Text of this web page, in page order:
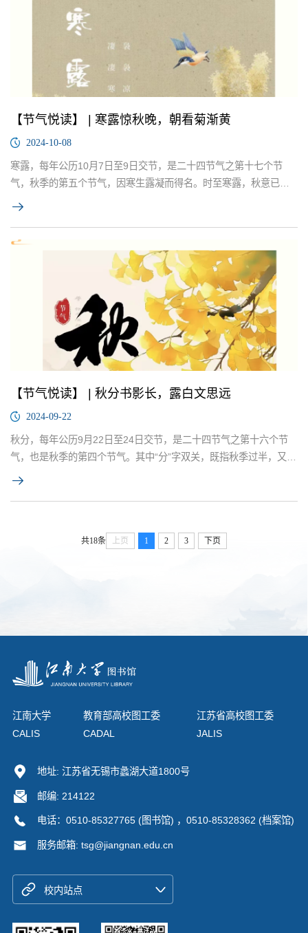
【节气悦读】 | 寒露惊秋晚，朝看菊渐黄
2024-10-08
寒露，每年公历10月7日至9日交节，是二十四节气之第十七个节
气，秋季的第五个节气，因寒生露凝而得名。时至寒露，秋意已
浓，寒意渐生，昼夜温差悬殊且秋燥明显，人们需注重补水保湿，
【节气悦读】 | 秋分书影长，露白文思远
2024-09-22
秋分，每年公历9月22日至24日交节，是二十四节气之第十六个节
气，也是秋季的第四个节气。其中“分”字双关，既指秋季过半，又喻
昼夜平分。这一天，太阳几乎直射地球赤道，全球各地昼夜等长。
共18条 上页 1 2 3 下页
江南大学 教育部高校图工委
江苏省高校图工委
CALIS
CADAL JALIS
地址: 江苏省无锡市蠡湖大道1800号
邮编: 214122
电话：0510-85327765 (图书馆) ，0510-85328362 (档案馆)
服务邮箱: tsg@jiangnan.edu.cn
校内站点